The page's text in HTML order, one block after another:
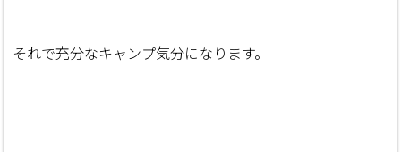
それで充分なキャンプ気分になります。